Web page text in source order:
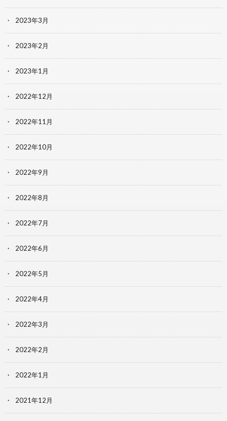
2023年3月
2023年2月
2023年1月
2022年12月
2022年11月
2022年10月
2022年9月
2022年8月
2022年7月
2022年6月
2022年5月
2022年4月
2022年3月
2022年2月
2022年1月
2021年12月